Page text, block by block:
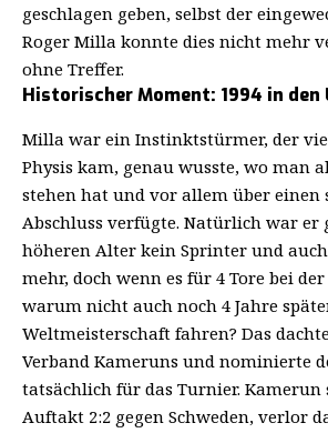
geschlagen geben, selbst der
Roger Milla konnte dies nicht mehr
ohne Treffer.
Historischer Moment: 1994 in den
Milla war ein Instinktstürmer, der
Physis kam, genau wusste, wo man
stehen hat und vor allem über einen
Abschluss verfügte. Natürlich war er
höheren Alter kein Sprinter und
mehr, doch wenn es für 4 Tore bei
warum nicht auch noch 4 Jahre
Weltmeisterschaft fahren? Das
Verband Kameruns und nominierte
tatsächlich für das Turnier. Kamerun
Auftakt 2:2 gegen Schweden, verlor